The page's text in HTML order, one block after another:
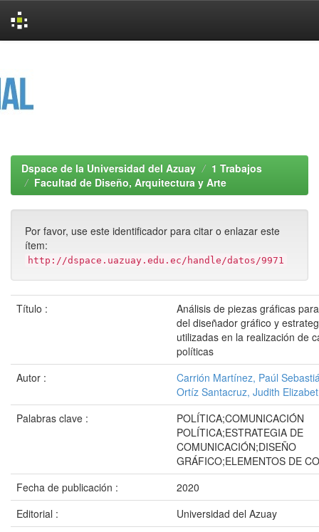
Dspace de la Universidad del Azuay
1 Trabajos
Facultad de Diseño, Arquitectura y Arte
Por favor, use este identificador para citar o enlazar este
ítem:
http://dspace.uazuay.edu.ec/handle/datos/9971
Título :
Análisis de piezas gráficas
del diseñador gráfico y
utilizadas en la realización de
políticas
Autor :
Carrión Martínez, Paúl
Ortíz Santacruz, Judith
Palabras clave :
POLÍTICA;COMUNICACIÓN
POLÍTICA;ESTRATEGIA DE
COMUNICACIÓN;DISEÑO
GRÁFICO;ELEMENTOS DE
Fecha de publicación :
2020
Editorial :
Universidad del Azuay